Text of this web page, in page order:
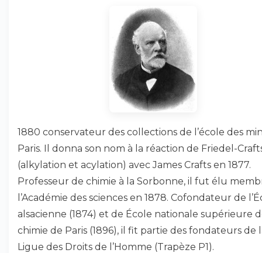
1880 conservateur des collections de l’école des
Paris. Il donna son nom à la réaction de Friedel-
(alkylation et acylation) avec James Crafts en 1877.
Professeur de chimie à la Sorbonne, il fut élu
l’Académie des sciences en 1878. Cofondateur de
alsacienne (1874) et de École nationale supérieure
chimie de Paris (1896), il fit partie des fondateurs de
Ligue des Droits de l’Homme (Trapèze P1).